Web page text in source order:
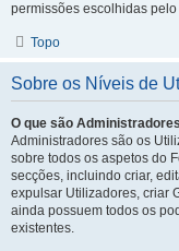
permissões escolhidas
Topo
Sobre os Níveis de
O que são
Administradores são os
sobre todos os aspetos do
secções, incluindo criar,
expulsar Utilizadores, criar
ainda possuem todos os
existentes.